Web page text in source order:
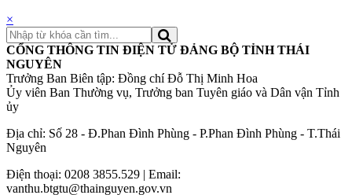
×
CỔNG THÔNG TIN ĐIỆN TỬ ĐẢNG BỘ TỈNH THÁI
NGUYÊN
Trưởng Ban Biên tập: Đồng chí Đỗ Thị Minh Hoa
Ủy viên Ban Thường vụ, Trưởng ban Tuyên giáo và Dân vận Tỉnh
ủy
Địa chỉ: Số 28 - Đ.Phan Đình Phùng - P.Phan Đình Phùng - T.Thái
Nguyên
Điện thoại: 0208 3855.529 | Email:
vanthu.btgtu@thainguyen.gov.vn